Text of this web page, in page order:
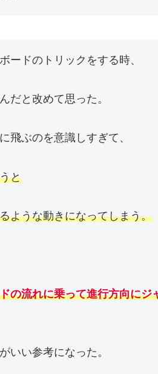
ードのトリックをする時、
だと改めて思った。
飛ぶのを意識しすぎて、
と
ような動きになってしまう。
の流れに乗って進行方向にジ
いい参考になった。